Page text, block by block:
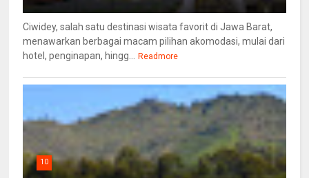
Ciwidey, salah satu destinasi wisata favorit di Jawa Barat,
menawarkan berbagai macam pilihan akomodasi, mulai dari
hotel, penginapan, hingg...
Readmore
10